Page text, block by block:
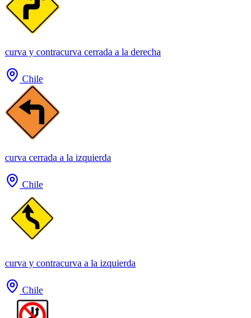
curva y contracurva cerrada a la derecha
Chile
curva cerrada a la izquierda
Chile
curva y contracurva a la izquierda
Chile